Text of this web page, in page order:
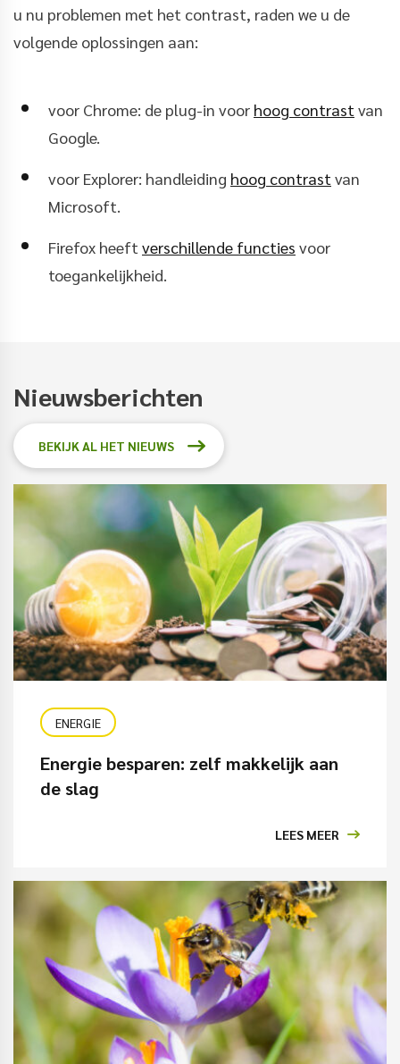
u nu problemen met het contrast, raden we u de
volgende oplossingen aan:
voor Chrome: de plug-in voor hoog contrast van
Google.
voor Explorer: handleiding hoog contrast van
Microsoft.
Firefox heeft verschillende functies voor
toegankelijkheid.
Nieuwsberichten
BEKIJK AL HET NIEUWS
ENERGIE
Energie besparen: zelf makkelijk aan
de slag
LEES MEER